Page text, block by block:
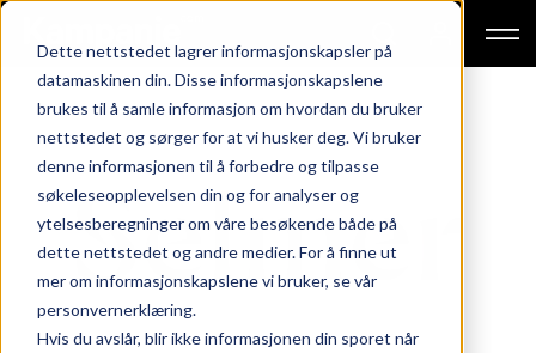
Dette nettstedet lagrer informasjonskapsler på
datamaskinen din. Disse informasjonskapslene
brukes til å samle informasjon om hvordan du bruker
nettstedet og sørger for at vi husker deg. Vi bruker
denne informasjonen til å forbedre og tilpasse
søkeleseopplevelsen din og for analyser og
ytelsesberegninger om våre besøkende både på
dette nettstedet og andre medier. For å finne ut
mer om informasjonskapslene vi bruker, se vår
personvernerklæring.
Hvis du avslår, blir ikke informasjonen din sporet når